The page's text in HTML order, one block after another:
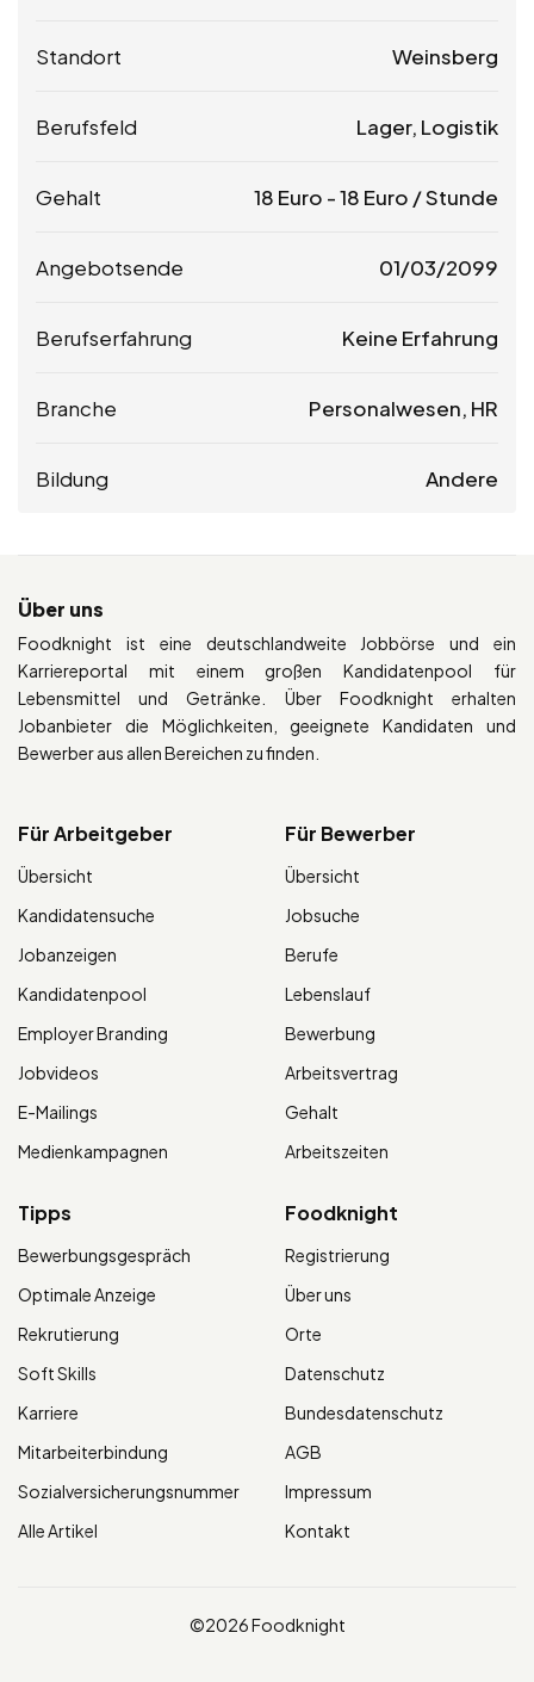
Standort Weinsberg
Berufsfeld Lager, Logistik
Gehalt 18 Euro -18 Euro / Stunde
Angebotsende 01/03/2099
Berufserfahrung Keine Erfahrung
Branche Personalwesen, HR
Bildung Andere
Über uns
Foodknight ist eine deutschlandweite Jobbörse und ein
Karriereportal mit einem großen Kandidatenpool für
Lebensmittel und Getränke. Über Foodknight erhalten
Jobanbieter die Möglichkeiten, geeignete Kandidaten und
Bewerber aus allen Bereichen zu finden.
Für Arbeitgeber
Übersicht
Kandidatensuche
Jobanzeigen
Kandidatenpool
Employer Branding
Jobvideos
E-Mailings
Medienkampagnen
Für Bewerber
Übersicht
Jobsuche
Berufe
Lebenslauf
Bewerbung
Arbeitsvertrag
Gehalt
Arbeitszeiten
Tipps
Bewerbungsgespräch
Optimale Anzeige
Rekrutierung
Soft Skills
Karriere
Mitarbeiterbindung
Sozialversicherungsnummer
Alle Artikel
Foodknight
Registrierung
Über uns
Orte
Datenschutz
Bundesdatenschutz
AGB
Impressum
Kontakt
©2026 Foodknight